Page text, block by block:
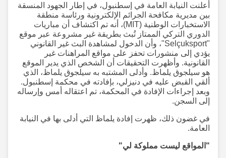
أعلنت النيابة العامة في إسطنبول، في إطار الجهود المنسقة
بين مديرية مكافحة الجرائم الإلكترونية ورئاسة منطقة
الاستخبارات الوطنية (MIT)، أنه تم اكتشاف أن مباريات
الدوري التركي الممتاز تُبث بطريقة غير مشروعة عبر موقع
"Selçuksport"، وأن الدخول لمشاهدة البث غير القانوني
يؤدي إلى منشورات تحفز على مواقع المراهنات غير
القانونية. وأظهرت التحقيقات أن الشخص الذي يدير الموقع
هو سيلجوق يلماظ. وأدلى المشتبه به سيلجوق يلماظ، الذي
ألقي القبض عليه في دنيزلي، بإفادته في محكمة إسطنبول.
وبعد إجراءات الإفادة في المحكمة، تم اعتقاله أمس وإرساله
إلى السجن.
في غضون ذلك، ظهرت إفادة يلماظ التي أدلى بها في النيابة
العامة.
"المواقع ليست مملوكة لي"